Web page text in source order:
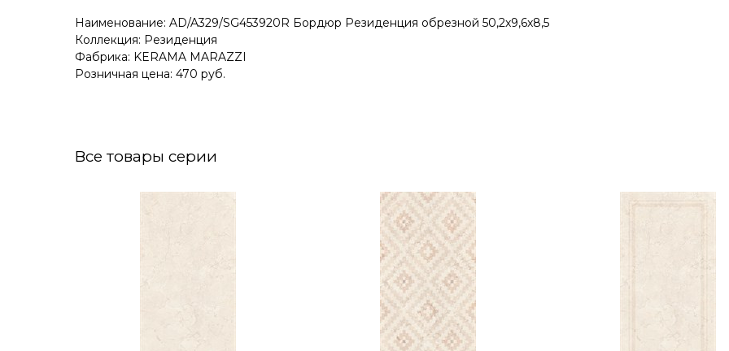
Наименование: AD/A329/SG453920R Бордюр Резиденция обрезной 50,2x9,6x8,5
Коллекция: Резиденция
Фабрика: KERAMA MARAZZI
Розничная цена: 470 руб.
Все товары серии